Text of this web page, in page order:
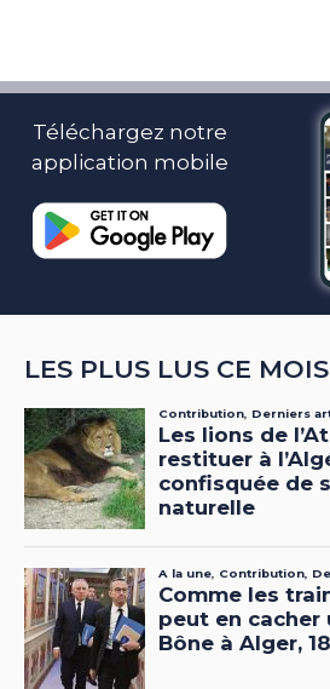
Téléchargez notre
application mobile
LES PLUS LUS CE MOIS